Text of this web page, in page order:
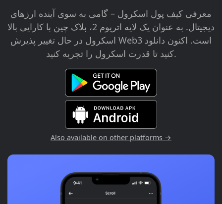
معرفی کیف پول اسکرول – گامی به سوی آینده ارزهای
دیجیتال. به عنوان یک لایه اتریوم 2، بلاک چین با کارایی بالا
اسکرول در حال تغییر پذیرش Web3 است. اکنون دانلود
کنید تا قدرت اسکرول را تجربه کنید.
Also available on other platforms →